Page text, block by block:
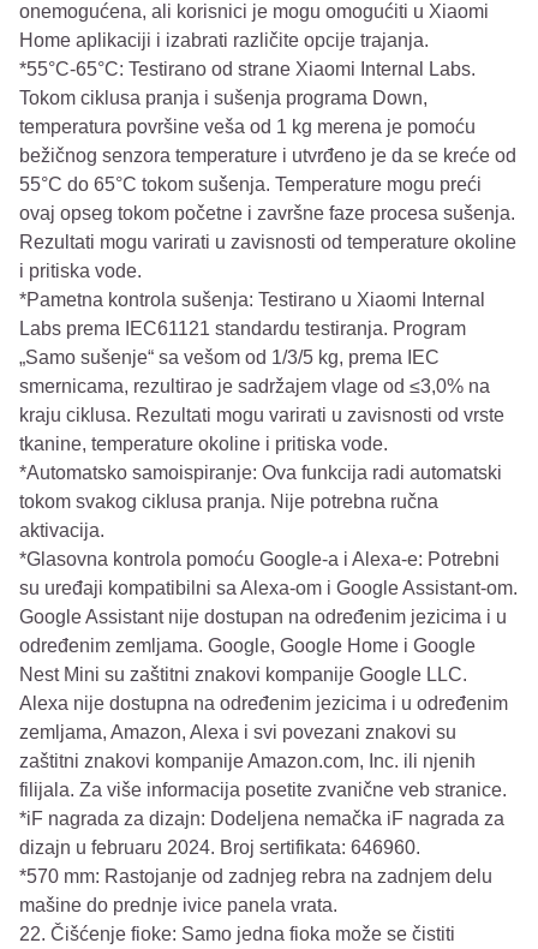
onemogućena, ali korisnici je mogu omogućiti u Xiaomi
Home aplikaciji i izabrati različite opcije trajanja.
*55°C-65°C: Testirano od strane Xiaomi Internal Labs.
Tokom ciklusa pranja i sušenja programa Down,
temperatura površine veša od 1 kg merena je pomoću
bežičnog senzora temperature i utvrđeno je da se kreće od
55°C do 65°C tokom sušenja. Temperature mogu preći
ovaj opseg tokom početne i završne faze procesa sušenja.
Rezultati mogu varirati u zavisnosti od temperature okoline
i pritiska vode.
*Pametna kontrola sušenja: Testirano u Xiaomi Internal
Labs prema IEC61121 standardu testiranja. Program
„Samo sušenje“ sa vešom od 1/3/5 kg, prema IEC
smernicama, rezultirao je sadržajem vlage od ≤3,0% na
kraju ciklusa. Rezultati mogu varirati u zavisnosti od vrste
tkanine, temperature okoline i pritiska vode.
*Automatsko samoispiranje: Ova funkcija radi automatski
tokom svakog ciklusa pranja. Nije potrebna ručna
aktivacija.
*Glasovna kontrola pomoću Google-a i Alexa-e: Potrebni
su uređaji kompatibilni sa Alexa-om i Google Assistant-om.
Google Assistant nije dostupan na određenim jezicima i u
određenim zemljama. Google, Google Home i Google
Nest Mini su zaštitni znakovi kompanije Google LLC.
Alexa nije dostupna na određenim jezicima i u određenim
zemljama, Amazon, Alexa i svi povezani znakovi su
zaštitni znakovi kompanije Amazon.com, Inc. ili njenih
filijala. Za više informacija posetite zvanične veb stranice.
*iF nagrada za dizajn: Dodeljena nemačka iF nagrada za
dizajn u februaru 2024. Broj sertifikata: 646960.
*570 mm: Rastojanje od zadnjeg rebra na zadnjem delu
mašine do prednje ivice panela vrata.
22. Čišćenje fioke: Samo jedna fioka može se čistiti